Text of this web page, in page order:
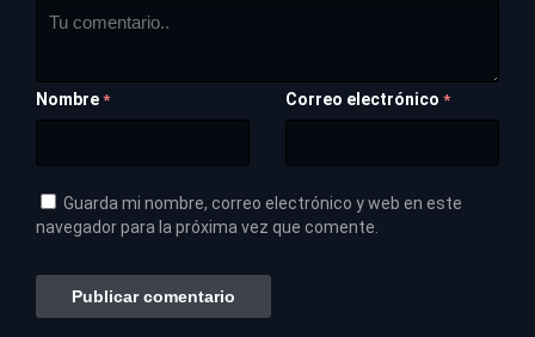
Nombre * Correo electrónico *
Guarda mi nombre, correo electrónico y web en este
navegador para la próxima vez que comente.